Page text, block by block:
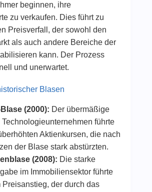
beginnen, ihre
zu verkaufen. Dies führt zu
Preisverfall, der sowohl den
als auch andere Bereiche der
kann. Der Prozess
und unerwartet.
Blasen
(2000): Der übermäßige
Technologieunternehmen führte
Aktienkursen, die nach
der Blase stark abstürzten.
(2008): Die starke
im Immobiliensektor führte
Preisanstieg, der durch das